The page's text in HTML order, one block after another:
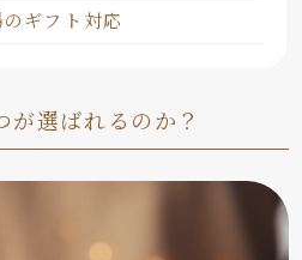
ギフト対応
が選ばれるのか？